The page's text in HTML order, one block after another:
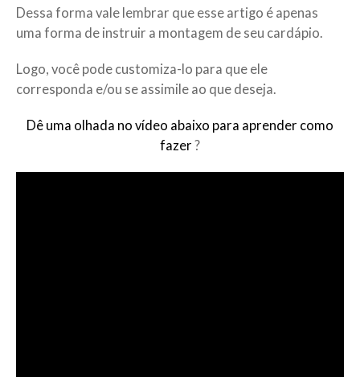
Dessa forma vale lembrar que esse artigo é apenas
uma forma de instruir a montagem de seu cardápio.
Logo, você pode customiza-lo para que ele
corresponda e/ou se assimile ao que deseja.
Dê uma olhada no vídeo abaixo para aprender como
fazer ?